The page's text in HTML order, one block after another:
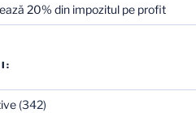
20% din impozitul pe profit
(342)